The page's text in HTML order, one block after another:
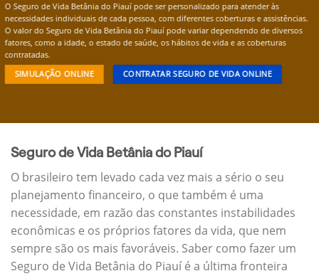
O Seguro de Vida Betânia do Piauí pode ser personalizado para atender às
necessidades individuais de cada pessoa, com diferentes coberturas e assistências.
O valor do Seguro de Vida Betânia do Piauí pode variar dependendo de diversos
fatores, como a idade, o estado de saúde, os hábitos de vida e as coberturas
contratadas.
SIMULAÇÃO ONLINE CONTRATAR SEGURO DE VIDA ONLINE
Seguro de Vida Betânia do Piauí
O brasileiro tem levado cada vez mais a sério o seu
planejamento financeiro, o que também é uma
necessidade, em razão das constantes instabilidades
econômicas e os próprios fatores da vida, que nem
sempre são os mais favoráveis. Saber como fazer um
Seguro de Vida Betânia do Piauí é a última fronteira